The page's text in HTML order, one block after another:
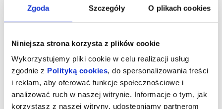
Zgoda Szczegóły O plikach cookies
Niniejsza strona korzysta z plików cookie
Wykorzystujemy pliki cookie w celu realizacji usług
zgodnie z Polityką cookies, do spersonalizowania treści
i reklam, aby oferować funkcje społecznościowe i
analizować ruch w naszej witrynie. Informacje o tym, jak
korzystasz z naszej witryny, udostępniamy partnerom